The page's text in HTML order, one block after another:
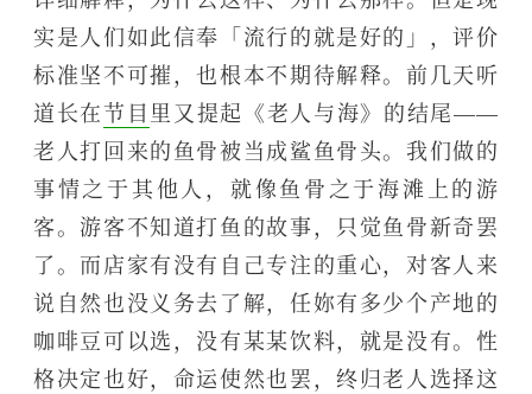
实是人们如此信奉「流行的就是好的」，评价
标准坚不可摧，也根本不期待解释。前几天听
道长在节目 里又提起《老人与海》的结尾——
老人打回来的鱼骨被当成鲨鱼骨头。我们做的
事情之于其他人，就像鱼骨之于海滩上的游
客。游客不知道打鱼的故事，只觉鱼骨新奇罢
了。而店家有没有自己专注的重心，对客人来
说自然也没义务去了解，任妳有多少个产地的
咖啡豆可以选，没有某某饮料，就是没有。性
格决定也好，命运使然也罢，终归老人选择这